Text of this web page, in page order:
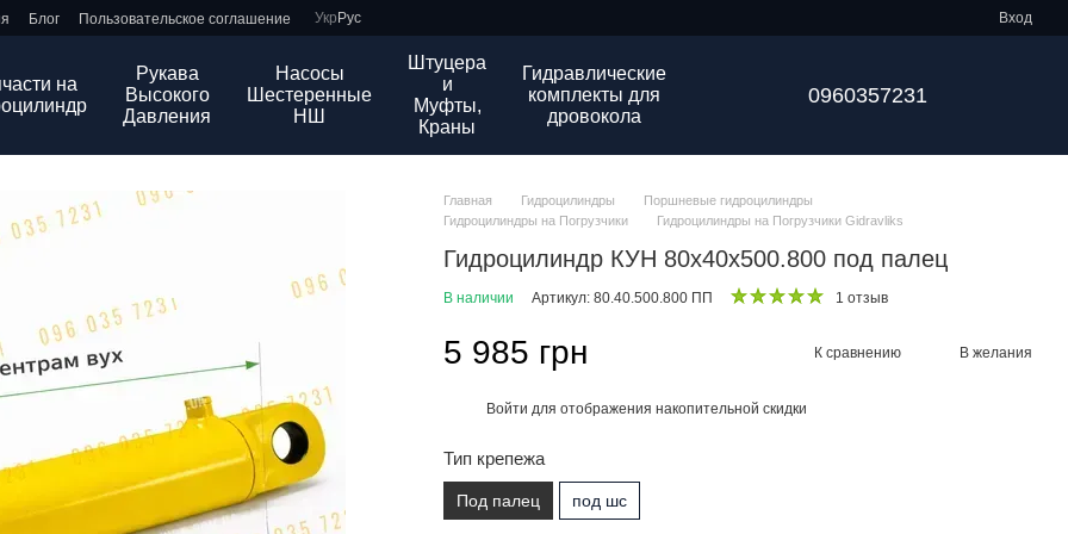
Блог Пользовательское соглашение Укр Рус Вход
на
Рукава
Высокого
Давления
Насосы
Шестеренные
НШ
Штуцера
и
Муфты,
Краны
Гидравлические
комплекты для
дровокола
0960357231
Главная Гидроцилиндры
Поршневые гидроцилиндры
Гидроцилиндры на Погрузчики
Гидроцилиндры на Погрузчики Gidravliks
Гидроцилиндр КУН 80х40х500.800 под палец
В наличии Артикул: 80.40.500.800 ПП 1 отзыв
5 985 грн К сравнению В желания
Войти для отображения накопительной скидки
Тип крепежа
Под палец под шс